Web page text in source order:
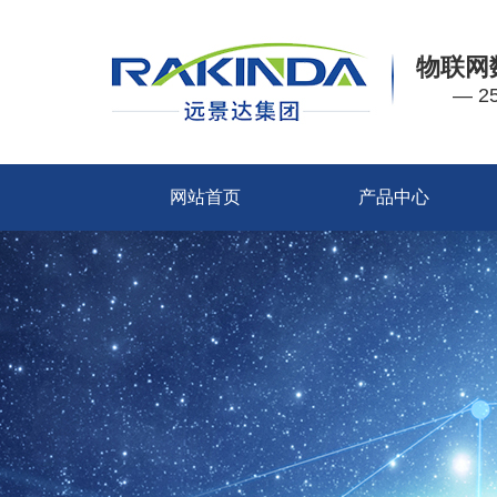
物联网
—
网站首页 产品中心